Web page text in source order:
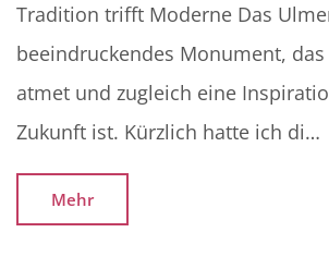
Tradition trifft Moderne Das
beeindruckendes Monument,
atmet und zugleich eine
Zukunft ist. Kürzlich hatte ich di…
Mehr